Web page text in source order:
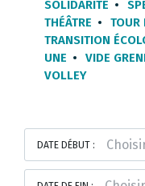
SOLIDARITÉ
THÉÂTRE
TOUR
TRANSITION
UNE
VIDE
VOLLEY
DATE DÉBUT :